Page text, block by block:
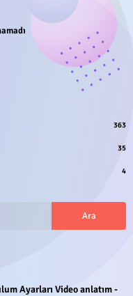
363
35
4
Ayarları Video anlatım -